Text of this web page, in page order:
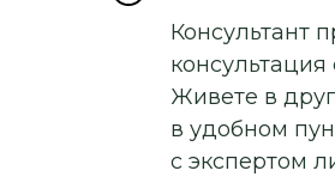
Консультант
Живете в
в удобном
с экспертом